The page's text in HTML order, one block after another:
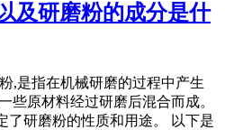
及研磨粉的成分是什
,是指在机械研磨的过程中产生
些原材料经过研磨后混合而成。
了研磨粉的性质和用途。 以下是